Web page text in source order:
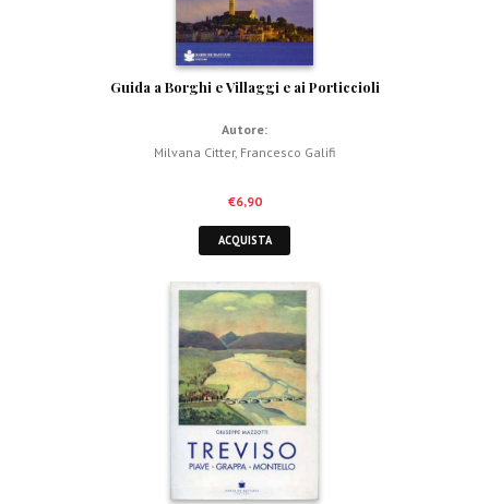
Guida a Borghi e Villaggi e ai Porticcioli
Autore:
Milvana Citter, Francesco Galifi
€6,90
ACQUISTA